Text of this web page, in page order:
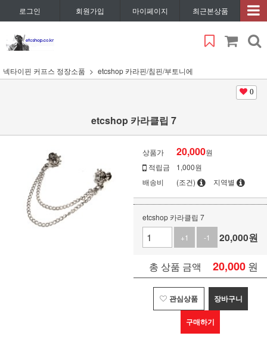
로그인 회원가입 마이페이지 최근본상품
넥타이핀 커프스 정장소품 etcshop 카라핀/침핀/부토니에
0
etcshop 카라클립 7
상품가 20,000원
적립금
1,000원
배송비
(조건) 지역별
etcshop 카라클립 7
+1
-1 20,000원
총 상품 금액 20,000 원
관심상품 장바구니
구매하기